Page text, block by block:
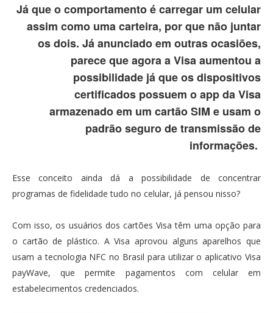
Já que o comportamento é carregar um celular
assim como uma carteira, por que não juntar
os dois. Já anunciado em outras ocasiões,
parece que agora a Visa aumentou a
possibilidade já que os dispositivos
certificados possuem o app da Visa
armazenado em um cartão SIM e usam o
padrão seguro de transmissão de
informações.
Esse conceito ainda dá a possibilidade de concentrar
programas de fidelidade tudo no celular, já pensou nisso?
Com isso, os usuários dos cartões Visa têm uma opção para
o cartão de plástico. A Visa aprovou alguns aparelhos que
usam a tecnologia NFC no Brasil para utilizar o aplicativo Visa
payWave, que permite pagamentos com celular em
estabelecimentos credenciados.